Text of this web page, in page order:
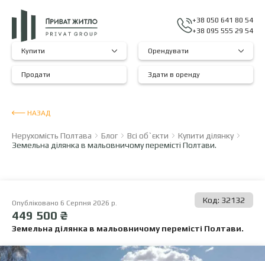
+38 050 641 80 54
+38 095 555 29 54
Купити Орендувати
Продати Здати в оренду
НАЗАД
Нерухомість Полтава Блог Всі об`єкти
Купити ділянку
Земельна ділянка в мальовничому перемісті Полтави.
Опубліковано 6 Серпня 2026 р. Код: 32132
449 500 ₴
Земельна ділянка в мальовничому перемісті Полтави.